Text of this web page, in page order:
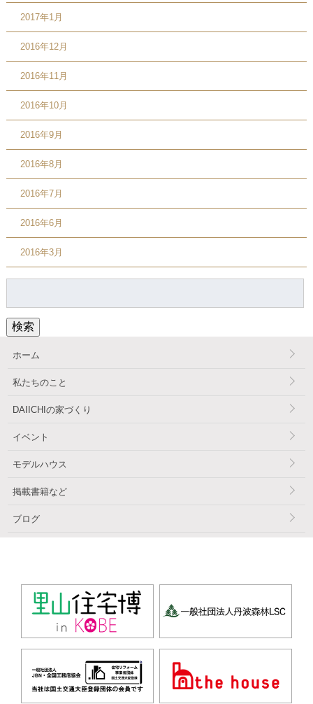
2017年1月
2016年12月
2016年11月
2016年10月
2016年9月
2016年8月
2016年7月
2016年6月
2016年3月
検索
ホーム
私たちのこと
DAIICHIの家づくり
イベント
モデルハウス
掲載書籍など
ブログ